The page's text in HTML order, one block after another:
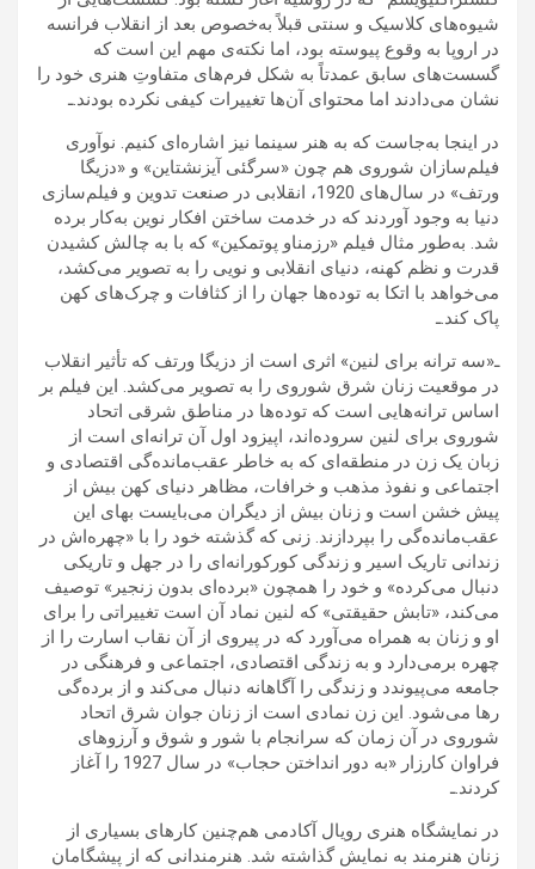
شیوه‌های کلاسیک و سنتی قبلاً به‌خصوص بعد از انقلاب فرانسه
در اروپا به وقوع پیوسته بود، اما نکته‌ی مهم این است که
گسست‌های سابق عمدتاً به شکل فرم‌های متفاوتِ هنری خود را
نشان می‌دادند اما محتوای آن‌ها تغییرات کیفی نکرده بودند.ـ
در اینجا به‌جاست که به هنر سینما نیز اشاره‌ای کنیم. نوآوری
فیلم‌سازان شوروی هم چون «سرگئی آیزنشتاین» و «دزیگا
ورتف» در سال‌های 1920، انقلابی در صنعت تدوین و فیلم‌سازی
دنیا به وجود آوردند که در خدمت ساختن افکار نوین به‌کار برده
شد. به‌طور مثال فیلم «رزمناو پوتمکین» که با به چالش کشیدن
قدرت و نظم کهنه، دنیای انقلابی و نویی را به تصویر می‌کشد،
می‌خواهد با اتکا به توده‌ها جهان را از کثافات و چرک‌های کهن
پاک کند.ـ
ـ«سه ترانه برای لنین» اثری است از دزیگا ورتف که تأثیر انقلاب
در موقعیت زنان شرق شوروی را به تصویر می‌کشد. این فیلم بر
اساس ترانه‌هایی است که توده‌ها در مناطق شرقی اتحاد
شوروی برای لنین سروده‌اند، اپیزود اول آن ترانه‌ای است از
زبان یک زن در منطقه‌ای که به خاطر عقب‌مانده‌گی اقتصادی و
اجتماعی و نفوذ مذهب و خرافات، مظاهر دنیای کهن بیش ‌از
پیش خشن است و زنان بیش از دیگران می‌بایست بهای این
عقب‌مانده‌گی را بپردازند. زنی که گذشته خود را با «چهره‌اش در
زندانی تاریک اسیر و زندگی کورکورانه‌ای را در جهل و تاریکی
دنبال می‌کرده» و خود را همچون «برده‌ای بدون زنجیر» توصیف
می‌کند، «تابش حقیقتی» که لنین نماد آن است تغییراتی را برای
او و زنان به همراه می‌آورد که در پیروی از آن نقاب اسارت را از
چهره برمی‌دارد و به زندگی اقتصادی، اجتماعی و فرهنگی در
جامعه می‌پیوندد و زندگی را آگاهانه دنبال می‌کند و از برده‌گی
رها می‌شود. این زن نمادی است از زنان جوان شرق اتحاد
شوروی در آن زمان که سرانجام با شور و شوق و آرزوهای
فراوان کارزار «به دور انداختن حجاب» در سال 1927 را آغاز
کردند.ـ
در نمایشگاه هنری رویال آکادمی هم‌چنین کارهای بسیاری از
زنان هنرمند به نمایش گذاشته شد. هنرمندانی که از پیشگامان